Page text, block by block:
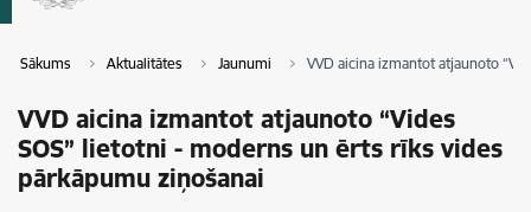
Sākums Aktualitātes Jaunumi VVD aicina izmantot atjaunoto
VVD aicina izmantot atjaunoto “Vides
SOS” lietotni - moderns un ērts rīks vides
pārkāpumu ziņošanai